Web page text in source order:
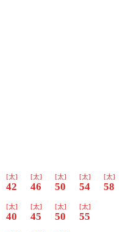
[太]
42
[太]
46
[太]
50
[太]
54
[太]
58
[太]
40
[太]
45
[太]
50
[太]
55